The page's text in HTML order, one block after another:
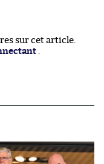
sur cet article.
.